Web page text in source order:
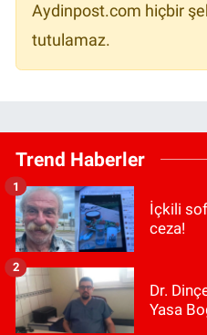
Aydinpost.com hiçbir
tutulamaz.
Trend Haberler
İçkili
ceza!
1
Dr.
Yasa
2